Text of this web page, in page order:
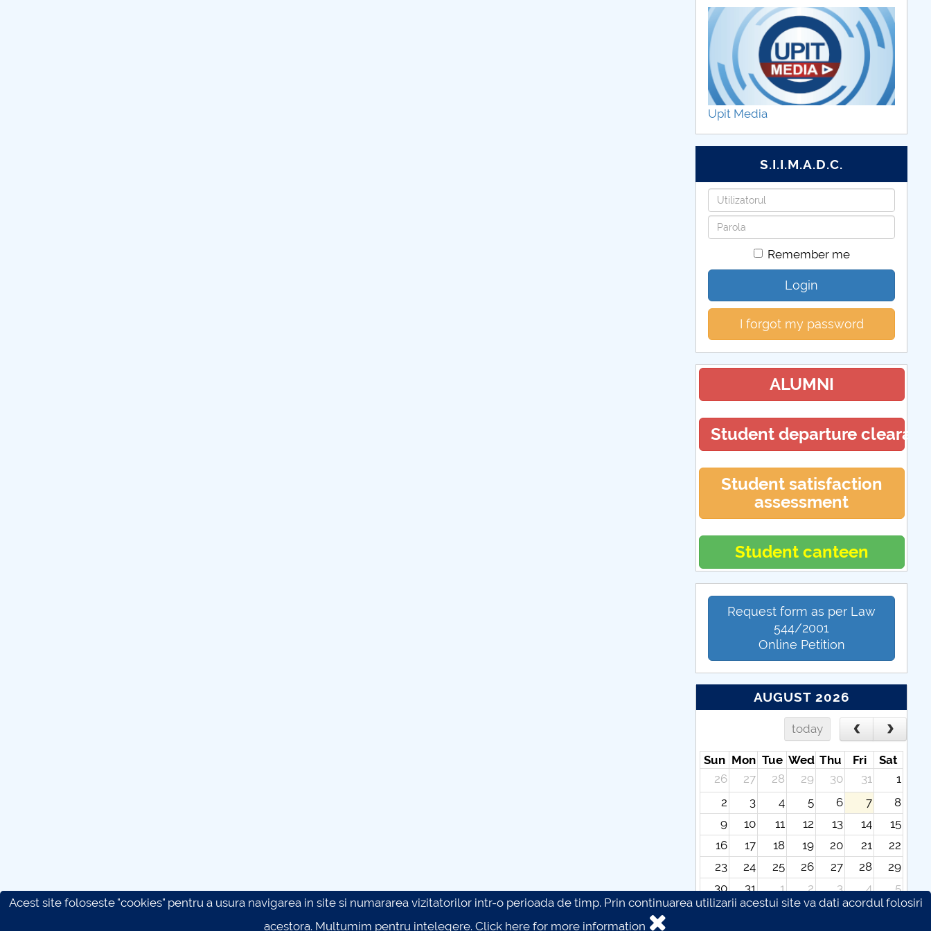
Upit Media
S.I.I.M.A.D.C.
Username
Password
Remember me
Login
I forgot my password
ALUMNI
Student departure
Student satisfaction
assessment
Student canteen
Request form as per Law
544/2001
Online Petition
AUGUST 2026
today
Sun Mon Tue Wed Thu Fri
Sat
26
27 28 29 30 31
1
2
3 4 5 6 7
8
9
10 11 12 13 14
15
16
17 18 19 20 21
22
23
24 25 26 27 28
29
30
31 1 2 3 4
5
Acest site foloseste "cookies" pentru a usura navigarea in site si numararea vizitatorilor intr-o perioada de timp. Prin continuarea utilizarii acestui site va dati acordul folosiri
acestora. Multumim pentru intelegere. Click here for more information